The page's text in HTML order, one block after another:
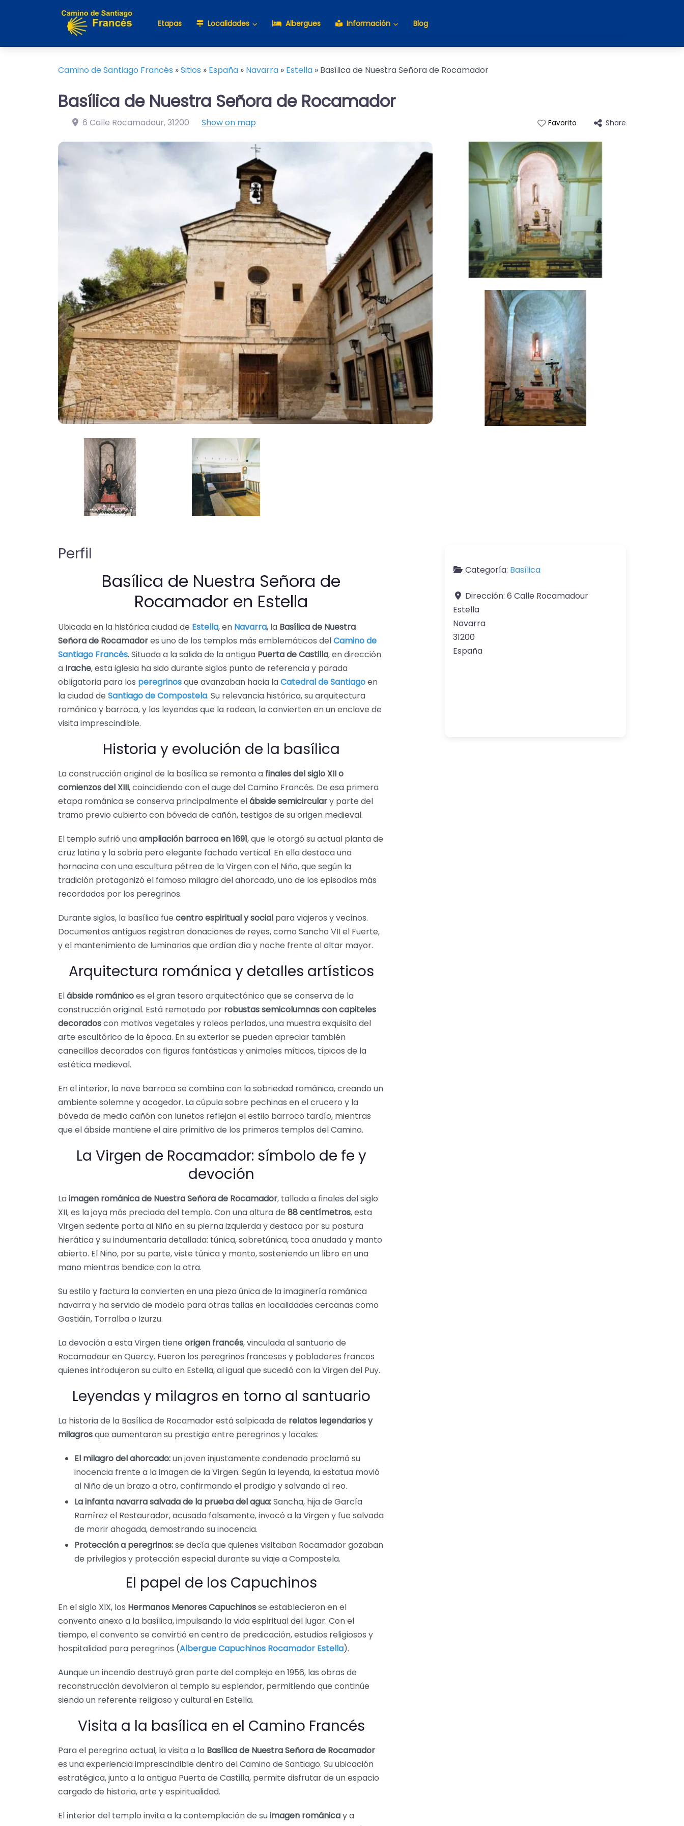
Etapas Localidades Albergues Información Blog
Camino de Santiago Francés »Sitios » España » Navarra » Estella » Basílica de Nuestra Señora de Rocamador
Basílica de Nuestra Señora de Rocamador
6 Calle Rocamadour,31200 Show on map Favorito Share
Perfil
Basílica de Nuestra Señora de
Rocamador en Estella
Ubicada en la histórica ciudad de Estella, en Navarra, la Basílica de Nuestra
Señora de Rocamadores uno de los templos más emblemáticos delCamino de
Santiago Francés. Situada a la salida de la antigua Puerta de Castilla, en dirección
a Irache, esta iglesia ha sido durante siglos punto de referencia y parada
obligatoria para los peregrinosque avanzaban hacia laCatedral de Santiagoen
la ciudad de Santiago de Compostela. Su relevancia histórica, su arquitectura
románica y barroca, y las leyendas que la rodean, la convierten en un enclave de
visita imprescindible.
Historia y evolución de la basílica
La construcción original de la basílica se remonta a finales del siglo XII o
comienzos del XIII, coincidiendo con el auge del Camino Francés. De esa primera
etapa románica se conserva principalmente elábside semicirculary parte del
tramo previo cubierto con bóveda de cañón, testigos de su origen medieval.
El templo sufrió unaampliación barroca en 1691, que le otorgó su actual planta de
cruz latina y la sobria pero elegante fachada vertical. En ella destaca una
hornacina con una escultura pétrea de la Virgen con el Niño, que según la
tradición protagonizó el famoso milagro del ahorcado, uno de los episodios más
recordados por los peregrinos.
Durante siglos, la basílica fue centro espiritual y social para viajeros y vecinos.
Documentos antiguos registran donaciones de reyes, como Sancho VII el Fuerte,
y el mantenimiento de luminarias que ardían día y noche frente al altar mayor.
Arquitectura románica y detalles artísticos
Elábside románicoes el gran tesoro arquitectónico que se conserva de la
construcción original. Está rematado por robustas semicolumnas con capiteles
decoradoscon motivos vegetales y roleos perlados, una muestra exquisita del
arte escultórico de la época. En su exterior se pueden apreciar también
canecillos decorados con figuras fantásticas y animales míticos, típicos de la
estética medieval.
En el interior, la nave barroca se combina con la sobriedad románica, creando un
ambiente solemne y acogedor. La cúpula sobre pechinas en el crucero y la
bóveda de medio cañón con lunetos reflejan el estilo barroco tardío, mientras
que el ábside mantiene el aire primitivo de los primeros templos del Camino.
La Virgen de Rocamador: símbolo de fe y
devoción
Laimagen románica de Nuestra Señora de Rocamador, tallada a finales del siglo
XII, es la joya más preciada del templo. Con una altura de 88 centímetros, esta
Virgen sedente porta al Niño en su pierna izquierda y destaca por su postura
hierática y su indumentaria detallada: túnica, sobretúnica, toca anudada y manto
abierto. El Niño, por su parte, viste túnica y manto, sosteniendo un libro en una
mano mientras bendice con la otra.
Su estilo y factura la convierten en una pieza única de la imaginería románica
navarra y ha servido de modelo para otras tallas en localidades cercanas como
Gastiáin, Torralba o Izurzu.
La devoción a esta Virgen tiene origen francés, vinculada al santuario de
Rocamadour en Quercy. Fueron los peregrinos franceses y pobladores francos
quienes introdujeron su culto en Estella, al igual que sucedió con la Virgen del Puy.
Leyendas y milagros en torno al santuario
La historia de la Basílica de Rocamador está salpicada de relatos legendarios y
milagrosque aumentaron su prestigio entre peregrinos y locales:
El milagro del ahorcado:un joven injustamente condenado proclamó su
inocencia frente a la imagen de la Virgen. Según la leyenda, la estatua movió
al Niño de un brazo a otro, confirmando el prodigio y salvando al reo.
La infanta navarra salvada de la prueba del agua:Sancha, hija de García
Ramírez el Restaurador, acusada falsamente, invocó a la Virgen y fue salvada
de morir ahogada, demostrando su inocencia.
Protección a peregrinos:se decía que quienes visitaban Rocamador gozaban
de privilegios y protección especial durante su viaje a Compostela.
El papel de los Capuchinos
En el siglo XIX, los Hermanos Menores Capuchinosse establecieron en el
convento anexo a la basílica, impulsando la vida espiritual del lugar. Con el
tiempo, el convento se convirtió en centro de predicación, estudios religiosos y
hospitalidad para peregrinos (Albergue Capuchinos Rocamador Estella).
Aunque un incendio destruyó gran parte del complejo en 1956, las obras de
reconstrucción devolvieron al templo su esplendor, permitiendo que continúe
siendo un referente religioso y cultural en Estella.
Visita a la basílica en el Camino Francés
Para el peregrino actual, la visita a la Basílica de Nuestra Señora de Rocamador
es una experiencia imprescindible dentro del Camino de Santiago. Su ubicación
estratégica, junto a la antigua Puerta de Castilla, permite disfrutar de un espacio
cargado de historia, arte y espiritualidad.
El interior del templo invita a la contemplación de suimagen románicay a
Categoría: Basílica
Dirección: 6 Calle Rocamadour
Estella
Navarra
31200
España